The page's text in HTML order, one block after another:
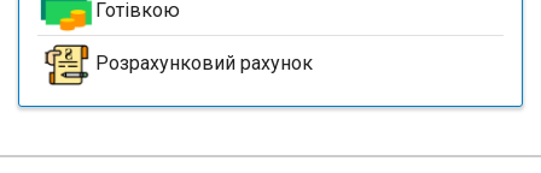
Готівкою
Розрахунковий рахунок